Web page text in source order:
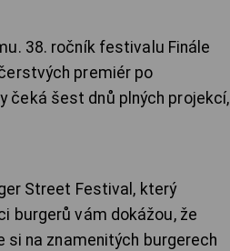
38. ročník festivalu Finále
premiér po
čeká šest dnů plných projekcí,
Street Festival, který
burgerů vám dokážou, že
na znamenitých burgerech